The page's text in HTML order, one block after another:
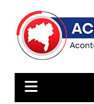
para
conteúdo